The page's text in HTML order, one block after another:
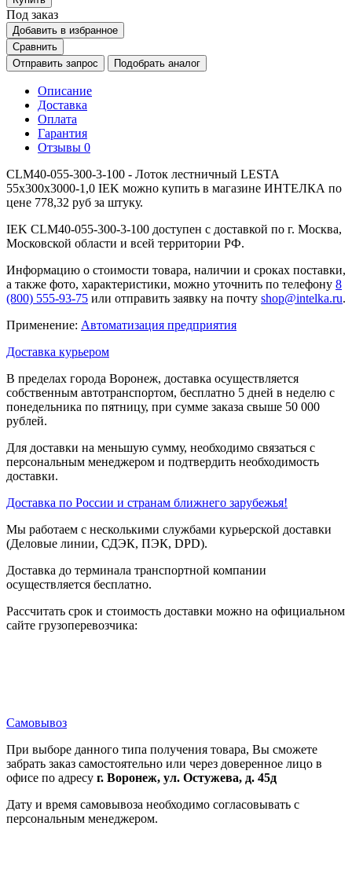
Под заказ
Добавить в избранное
Сравнить
Отправить запрос
Подобрать аналог
Описание
Доставка
Оплата
Гарантия
Отзывы 0
CLM40-055-300-3-100 - Лоток лестничный LESTA
55х300х3000-1,0 IEK можно купить в магазине ИНТЕЛКА по
цене 778,32 руб за штуку.
IEK CLM40-055-300-3-100 доступен с доставкой по г. Москва,
Московской области и всей территории РФ.
Информацию о стоимости товара, наличии и сроках поставки,
а также фото, характеристики, можно уточнить по телефону 8
(800) 555-93-75 или отправить заявку на почту shop@intelka.ru.
Применение: Автоматизация предприятия
Доставка курьером
В пределах города Воронеж, доставка осуществляется
собственным автотранспортом, бесплатно 5 дней в неделю с
понедельника по пятницу, при сумме заказа свыше 50 000
рублей.
Для доставки на меньшую сумму, необходимо связаться с
персональным менеджером и подтвердить необходимость
доставки.
Доставка по России и странам ближнего зарубежья!
Мы работаем с несколькими службами курьерской доставки
(Деловые линии, СДЭК, ПЭК, DPD).
Доставка до терминала транспортной компании
осуществляется бесплатно.
Рассчитать срок и стоимость доставки можно на официальном
сайте грузоперевозчика:
Самовывоз
При выборе данного типа получения товара, Вы сможете
забрать заказ самостоятельно или через доверенное лицо в
офисе по адресу г. Воронеж, ул. Остужева, д. 45д
Дату и время самовывоза необходимо согласовывать с
персональным менеджером.